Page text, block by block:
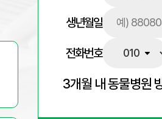
민트는 필수적인 동반자입니다.
생년월일
전화번호
3개월 내 동물병원